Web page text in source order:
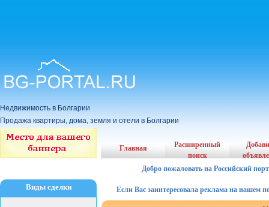
Недвижимость в Болгарии
Продажа квартиры, дома, земля и отели в Болгарии
Виды сделки
Главная
Расширенный
поиск
Добро пожаловать на Российский
Если Вас заинтересовала реклама на нашем